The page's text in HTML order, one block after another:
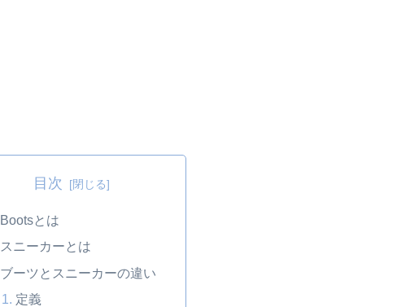
目次
Bootsとは
スニーカーとは
ブーツとスニーカーの違い
定義